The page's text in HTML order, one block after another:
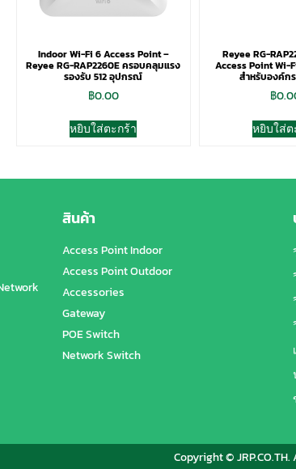
Indoor Wi-Fi 6 Access Point –
Reyee RG-RAP2260E ครอบคลุมแรง
รองรับ 512 อุปกรณ์
฿0.00
หยิบใส่ตะกร้า
Reyee RG-
Access Point Wi-
สำหรับองค์ก
฿
หยิบใส่ต
สินค้า
Access Point Indoor
Access Point Outdoor
Accessories
Gateway
POE Switch
Network Switch
Copyright ©